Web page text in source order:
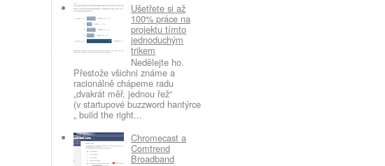
Ušetřete si až
100% práce na
projektu tímto
jednoduchým
trikem
Nedělejte ho.
Přestože všichni známe a
racionálně chápeme radu
„dvakrát měř, jednou řež“
(v startupové buzzword hantýrce
„ build the right...
Chromecast a
Comtrend
Broadband